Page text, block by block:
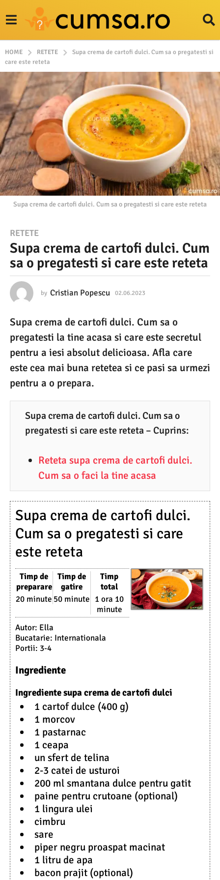
HOME RETETE
Supa crema de cartofi dulci. Cum sa o pregatesti si
care este reteta
Supa crema de cartofi dulci. Cum sa o pregatesti si care este reteta
0
2
.
6
2
0
2
3
0
2
0
2
3
RETETE
Supa crema de cartofi dulci. Cum
sa o pregatesti si care este reteta
by Cristian Popescu 02.06.2023
0
.
0
2
Supa crema de cartofi dulci. Cum sa o
pregatesti la tine acasa si care este secretul
pentru a iesi absolut delicioasa. Afla care
este cea mai buna retetea si ce pasi sa urmezi
pentru a o prepara.
Supa crema de cartofi dulci. Cum sa o
pregatesti si care este reteta – Cuprins:
Reteta supa crema de cartofi dulci.
Cum sa o faci la tine acasa
Supa crema de cartofi dulci.
Cum sa o pregatesti si care
este reteta
Timp de
preparare
20 minute
Timp de
gatire
50 minute
Timp
total
1 ora 10
minute
Autor: Ella
Bucatarie: Internationala
Portii: 3-4
Ingrediente
Ingrediente supa crema de cartofi dulci
1 cartof dulce (400 g)
1 morcov
1 pastarnac
1 ceapa
un sfert de telina
2-3 catei de usturoi
200 ml smantana dulce pentru gatit
paine pentru crutoane (optional)
1 lingura ulei
cimbru
sare
piper negru proaspat macinat
1 litru de apa
bacon prajit (optional)